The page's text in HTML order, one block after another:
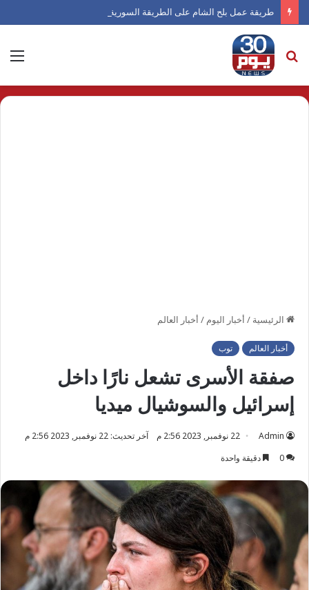
طريقة عمل بلح الشام على الطريقة السورية
بحث
عن
الرئيسية / أخبار اليوم / أخبار العالم
أخبار العالم توب
صفقة الأسرى تشعل نارًا داخل
إسرائيل والسوشيال ميديا
Admin 22 نوفمبر, 2023 2:56 م
آخر تحديث: 22 نوفمبر, 2023 2:56 م
0
دقيقة واحدة